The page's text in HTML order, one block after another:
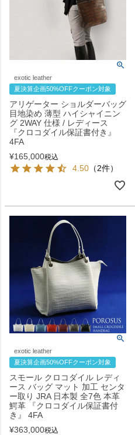
exotic leather
夏決算企画50%OFFクーポン対象
アリゲーター ショルダーバッグ
目地染め 薄型 ハイシャイニン
グ 2WAY 仕様 / レディース
『クロコダイル保証書付き』
4FA
¥165,000税込
4.50 （2件）
exotic leather
夏決算企画50%OFFクーポン対象
スモール クロコダイル レディ
ース バッグ マット 加工 センタ
ー取り JRA 日本製 全7色 本革
鰐革 『クロコダイル保証書付
き』 4FA
¥363,000税込